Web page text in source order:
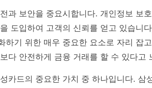
과 보안을 중요시합니다. 개인정보 보
도입하여 고객의 신뢰를 얻고 있습니
하기 위한 매우 중요한 요소로 자리 잡
다 안전하게 금융 거래를 할 수 있다고
카드의 중요한 가치 중 하나입니다. 삼